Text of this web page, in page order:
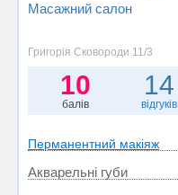
Масажний салон
Григорія Сковороди 11/3
10
балів
14
відгуків
Перманентний макіяж
Акварельні губи